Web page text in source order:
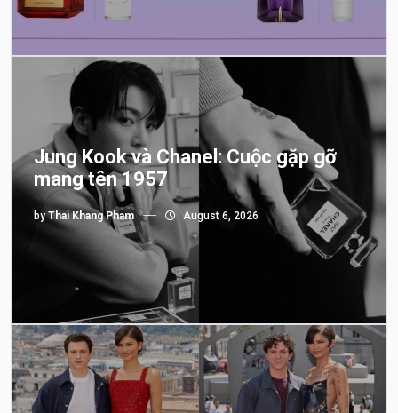
Jung Kook và Chanel: Cuộc gặp gỡ
mang tên 1957
byThai Khang Pham August 6, 2026